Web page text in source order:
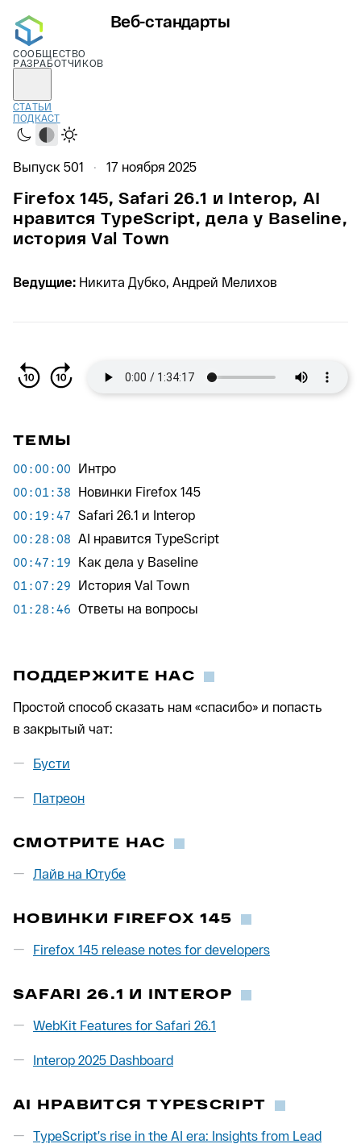
Веб-стандарты
СООБЩЕСТВО
РАЗРАБОТЧИКОВ
СТАТЬИ
ПОДКАСТ
Выпуск 501 17 ноября 2025
Firefox 145, Safari 26.1 и Interop, AI
нравится TypeScript, дела у Baseline,
история Val Town
Ведущие: Никита Дубко, Андрей Мелихов
ТЕМЫ
00:00:00 Интро
00:01:38 Новинки Firefox 145
00:19:47 Safari 26.1 и Interop
00:28:08 AI нравится TypeScript
00:47:19 Как дела у Baseline
01:07:29 История Val Town
01:28:46 Ответы на вопросы
ПОДДЕРЖИТЕ НАС
Простой способ сказать нам «спасибо» и попасть
в закрытый чат:
Бусти
Патреон
СМОТРИТЕ НАС
Лайв на Ютубе
НОВИНКИ FIREFOX 145
Firefox 145 release notes for developers
SAFARI 26.1 И INTEROP
WebKit Features for Safari 26.1
Interop 2025 Dashboard
AI НРАВИТСЯ TYPESCRIPT
TypeScript’s rise in the AI era: Insights from Lead